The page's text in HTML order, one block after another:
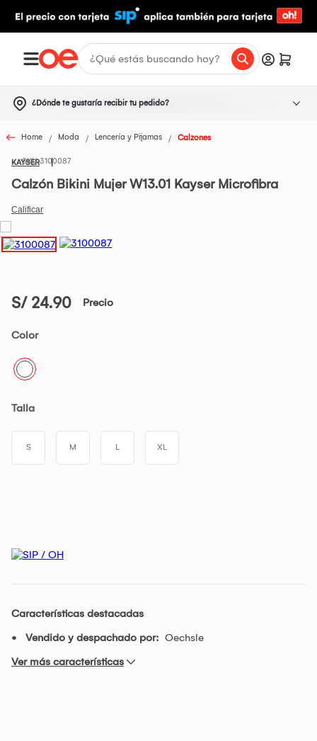
¿Dónde te gustaría recibir tu pedido?
Home Moda Lencería y Pijamas Calzones
KAYSER3100087
Calzón Bikini Mujer W13.01 Kayser Microfibra
S/ 24.90 Precio
Color
Talla
S M L XL
Características destacadas
Vendido y despachado por: Oechsle
Ver más características